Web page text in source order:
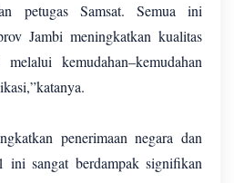
petugas Samsat. Semua ini
Jambi meningkatkan kualitas
kemudahan–kemudahan
penerimaan negara dan
ini sangat berdampak signifikan